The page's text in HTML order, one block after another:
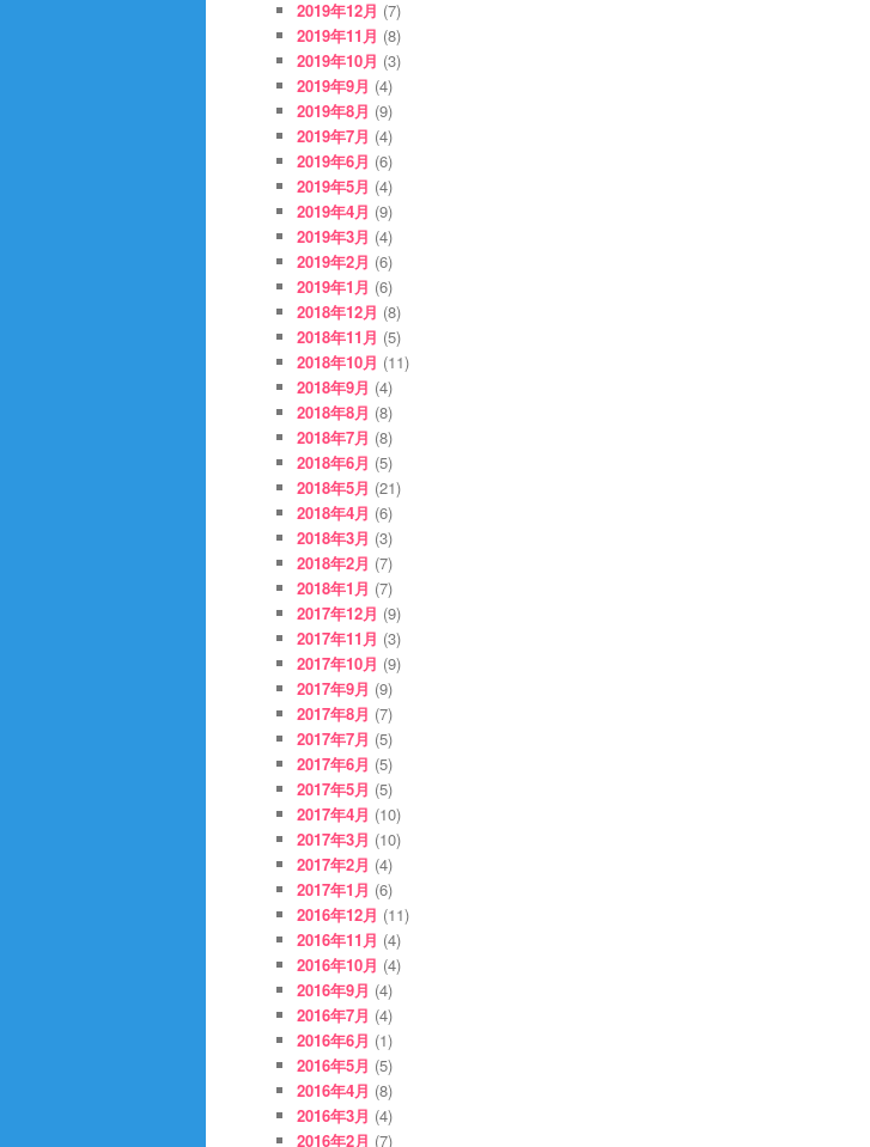
2019年12月 (7)
2019年11月 (8)
2019年10月 (3)
2019年9月 (4)
2019年8月 (9)
2019年7月 (4)
2019年6月 (6)
2019年5月 (4)
2019年4月 (9)
2019年3月 (4)
2019年2月 (6)
2019年1月 (6)
2018年12月 (8)
2018年11月 (5)
2018年10月 (11)
2018年9月 (4)
2018年8月 (8)
2018年7月 (8)
2018年6月 (5)
2018年5月 (21)
2018年4月 (6)
2018年3月 (3)
2018年2月 (7)
2018年1月 (7)
2017年12月 (9)
2017年11月 (3)
2017年10月 (9)
2017年9月 (9)
2017年8月 (7)
2017年7月 (5)
2017年6月 (5)
2017年5月 (5)
2017年4月 (10)
2017年3月 (10)
2017年2月 (4)
2017年1月 (6)
2016年12月 (11)
2016年11月 (4)
2016年10月 (4)
2016年9月 (4)
2016年7月 (4)
2016年6月 (1)
2016年5月 (5)
2016年4月 (8)
2016年3月 (4)
2016年2月 (7)